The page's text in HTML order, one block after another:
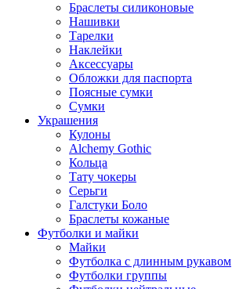
Браслеты силиконовые
Нашивки
Тарелки
Наклейки
Аксессуары
Обложки для паспорта
Поясные сумки
Сумки
Украшения
Кулоны
Alchemy Gothic
Кольца
Тату чокеры
Серьги
Галстуки Боло
Браслеты кожаные
Футболки и майки
Майки
Футболка с длинным рукавом
Футболки группы